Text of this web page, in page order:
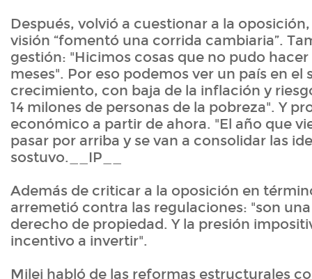
Después, volvió a cuestionar a la
visión “fomentó una corrida cambiaria”.
gestión: "Hicimos cosas que no pudo hacer
meses". Por eso podemos ver un país en el
crecimiento, con baja de la inflación y
14 milones de personas de la pobreza". Y
económico a partir de ahora. "El año que
pasar por arriba y se van a consolidar las
sostuvo.__IP__
Además de criticar a la oposición en
arremetió contra las regulaciones: "son
derecho de propiedad. Y la presión
incentivo a invertir".
Milei habló de las reformas estructurales